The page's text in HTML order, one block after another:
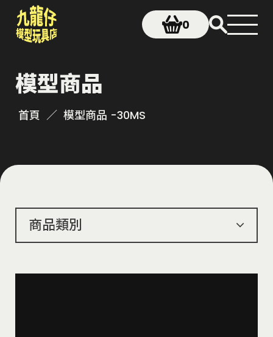
0
模型商品
首頁 模型商品 -30MS
商品類別